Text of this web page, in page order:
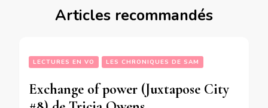
Articles recommandés
LECTURES EN VO LES CHRONIQUES DE SAM
Exchange of power (Juxtapose City